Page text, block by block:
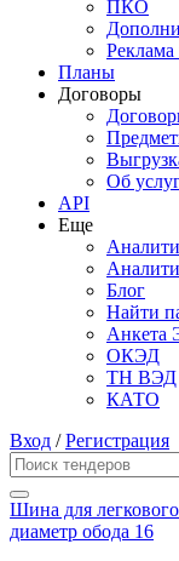
ПКО
Реклама
Планы
Договоры
Об
API
Еще
Блог
Найти
Анкета
ОКЭД
ТН ВЭД
КАТО
Вход /Регистрация
Шина для легкового
диаметр обода 16